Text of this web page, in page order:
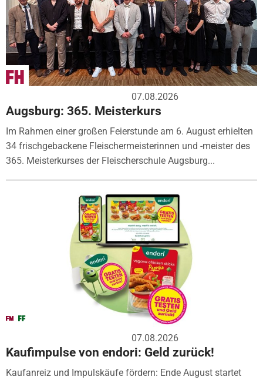
07.08.2026
Augsburg: 365. Meisterkurs
Im Rahmen einer großen Feierstunde am 6. August erhielten
34 frischgebackene Fleischermeisterinnen und -meister des
365. Meisterkurses der Fleischerschule Augsburg...
07.08.2026
Kaufimpulse von endori: Geld zurück!
Kaufanreiz und Impulskäufe fördern: Ende August startet